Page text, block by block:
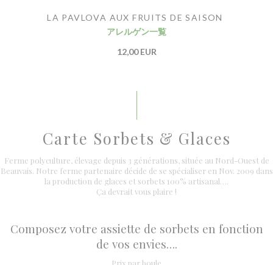
LA PAVLOVA AUX FRUITS DE SAISON
アレルゲン一覧
12,00 EUR
Carte Sorbets & Glaces
Ferme polyculture, élevage depuis 3 générations, située au Nord-Ouest de
Beauvais. Notre ferme partenaire décide de se spécialiser en Nov. 2009 dans
la production de glaces et sorbets 100% artisanal….
Ça devrait vous plaire !
Composez votre assiette de sorbets en fonction
de vos envies….
Prix par boule